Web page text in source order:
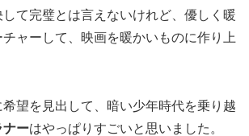
て完璧とは言えないけれど、優しく暖
ャーして、映画を暖かいものに作り上
希望を見出して、暗い少年時代を乗り越
ナーはやっぱりすごいと思いました。